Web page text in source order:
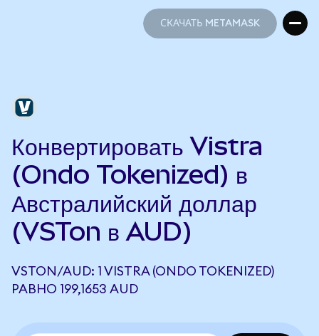
СКАЧАТЬ METAMASK
Конвертировать Vistra
(Ondo Tokenized) в
Австралийский доллар
(VSTon в AUD)
VSTON/AUD: 1 VISTRA (ONDO TOKENIZED)
РАВНО 199,1653 AUD